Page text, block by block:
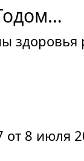
здоровья
8 июля